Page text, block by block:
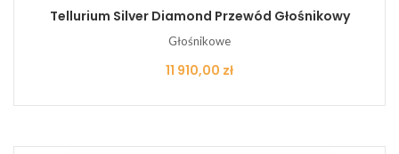
Tellurium Silver Diamond Przewód Głośnikowy
Głośnikowe
Cena
11 910,00 zł